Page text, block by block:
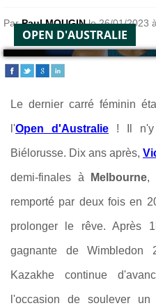
ParPaul MOUGINle 26/01/2023
OPEN D'AUSTRALIE
Le dernier carré féminin
l'Open d'Australie ! Il n'y
Biélorusse. Dix ans après,
demi-finales à Melbourne,
remporté par deux fois en
prolonger le rêve. Après
gagnante de Wimbledon
Kazakhe continue
l'occasion de soulever